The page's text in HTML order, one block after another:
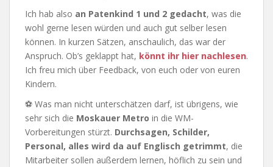
Ich hab also an Patenkind 1 und 2 gedacht, was die
wohl gerne lesen würden und auch gut selber lesen
können. In kurzen Sätzen, anschaulich, das war der
Anspruch. Ob’s geklappt hat, könnt ihr hier nachlesen.
Ich freu mich über Feedback, von euch oder von euren
Kindern.
⚽ Was man nicht unterschätzen darf, ist übrigens, wie
sehr sich die Moskauer Metro in die WM-
Vorbereitungen stürzt. Durchsagen, Schilder,
Personal, alles wird da auf Englisch getrimmt, die
Mitarbeiter sollen außerdem lernen, höflich zu sein und